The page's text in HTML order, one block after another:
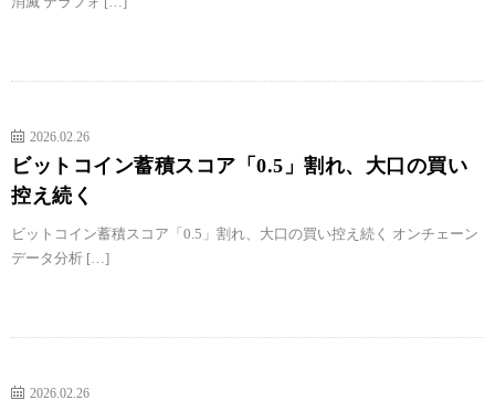
2026.02.26
ビットコイン蓄積スコア「0.5」割れ、大口の買い
控え続く
ビットコイン蓄積スコア「0.5」割れ、大口の買い控え続く オンチェーン
データ分析 […]
2026.02.26